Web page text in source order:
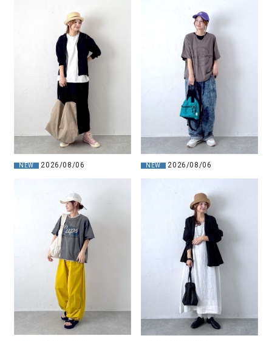
NEW 2026/08/06 NEW 2026/08/06